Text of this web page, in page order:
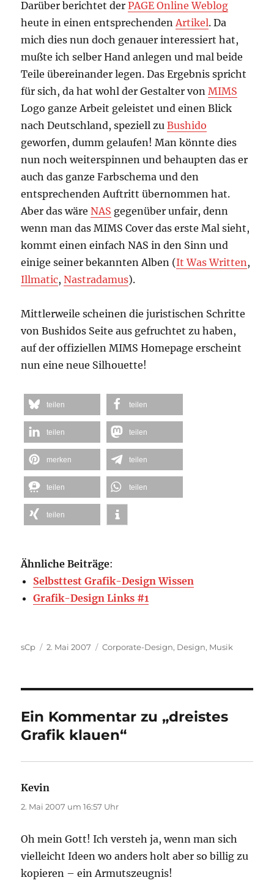
Darüber berichtet derPAGE Online Weblog
heute in einen entsprechendenArtikel. Da
mich dies nun doch genauer interessiert hat,
mußte ich selber Hand anlegen und mal beide
Teile übereinander legen. Das Ergebnis spricht
für sich, da hat wohl der Gestalter vonMIMS
Logo ganze Arbeit geleistet und einen Blick
nach Deutschland, speziell zuBushido
geworfen, dumm gelaufen! Man könnte dies
nun noch weiterspinnen und behaupten das er
auch das ganze Farbschema und den
entsprechenden Auftritt übernommen hat.
Aber das wäreNAS gegenüber unfair, denn
wenn man das MIMS Cover das erste Mal sieht,
kommt einen einfach NAS in den Sinn und
einige seiner bekannten Alben (It Was Written,
Illmatic,Nastradamus).
Mittlerweile scheinen die juristischen Schritte
von Bushidos Seite aus gefruchtet zu haben,
auf der offiziellen MIMS Homepage erscheint
nun eine neue Silhouette!
teilen teilen
teilen teilen
merken teilen
teilen teilen
teilen
Ähnliche Beiträge:
Selbsttest Grafik-Design Wissen
Grafik-Design Links #1
Autor
sCp
Veröffentlicht
2. Mai 2007 Kategorien
Corporate-Design, Design, Musik
Ein Kommentar zu „dreistes
Grafik klauen“
Kevin
2. Mai 2007 um 16:57 Uhr
Oh mein Gott! Ich versteh ja, wenn man sich
vielleicht Ideen wo anders holt aber so billig zu
kopieren – ein Armutszeugnis!